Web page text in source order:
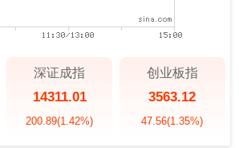
深证成指
14311.01
200.89(1.42%)
创业板指
3563.12
47.56(1.35%)